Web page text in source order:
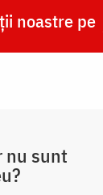
noastre pe
nu sunt